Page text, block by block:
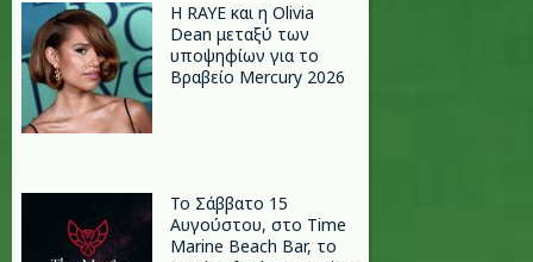
Η RAYE και η Olivia
Dean μεταξύ των
υποψηφίων για το
Βραβείο Mercury 2026
Το Σάββατο 15
Αυγούστου, στο Time
Marine Beach Bar, το